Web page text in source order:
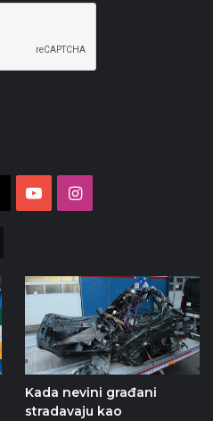
YouTubeInstagram
Kada nevini građani
stradavaju kao